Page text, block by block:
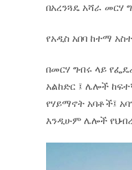
በአረንጓዴ አሻራ መርሃ
የአዲስ አበባ ከተማ
በመርሃ ግብሩ ላይ
አልከድር ፤ ሌሎች
የሃይማኖት አባቶች፤
እንዲሁም ሌሎች